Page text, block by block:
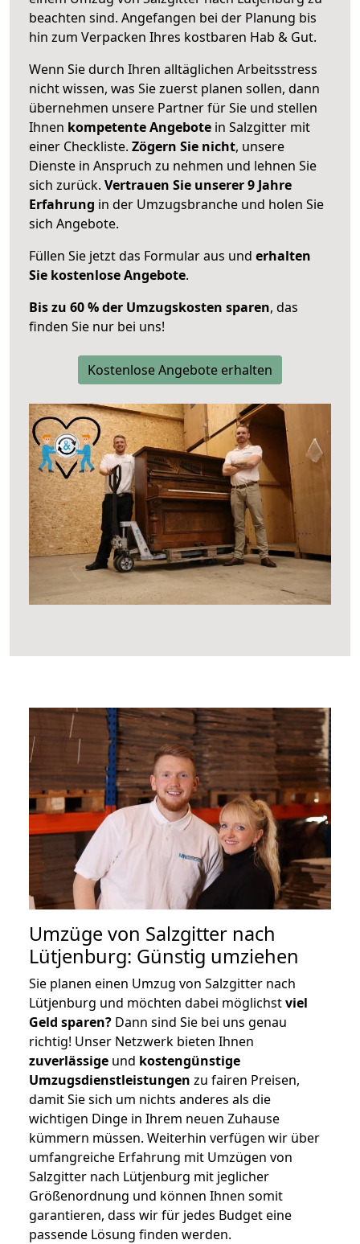
beachten sind. Angefangen bei der Planung bis
hin zum Verpacken Ihres kostbaren Hab & Gut.
Wenn Sie durch Ihren alltäglichen Arbeitsstress
nicht wissen, was Sie zuerst planen sollen, dann
übernehmen unsere Partner für Sie und stellen
Ihnen kompetente Angebote in Salzgitter mit
einer Checkliste. Zögern Sie nicht, unsere
Dienste in Anspruch zu nehmen und lehnen Sie
sich zurück. Vertrauen Sie unserer 9 Jahre
Erfahrung in der Umzugsbranche und holen Sie
sich Angebote.
Füllen Sie jetzt das Formular aus und erhalten
Sie kostenlose Angebote.
Bis zu 60 % der Umzugskosten sparen, das
finden Sie nur bei uns!
Kostenlose Angebote erhalten
Umzüge von Salzgitter nach
Lütjenburg: Günstig umziehen
Sie planen einen Umzug von Salzgitter nach
Lütjenburg und möchten dabei möglichstviel
Geld sparen? Dann sind Sie bei uns genau
richtig! Unser Netzwerk bieten Ihnen
zuverlässige und kostengünstige
Umzugsdienstleistungen zu fairen Preisen,
damit Sie sich um nichts anderes als die
wichtigen Dinge in Ihrem neuen Zuhause
kümmern müssen. Weiterhin verfügen wir über
umfangreiche Erfahrung mit Umzügen von
Salzgitter nach Lütjenburg mit jeglicher
Größenordnung und können Ihnen somit
garantieren, dass wir für jedes Budget eine
passende Lösung finden werden.